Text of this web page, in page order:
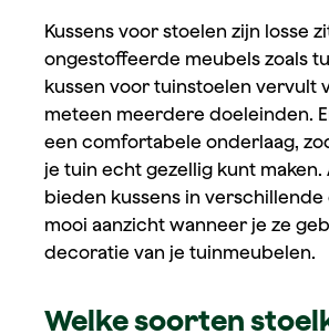
Kussens voor stoelen zijn losse
ongestoffeerde meubels zoals
kussen voor tuinstoelen vervult
meteen meerdere doeleinden.
een comfortabele onderlaag,
je tuin echt gezellig kunt maken.
bieden kussens in verschillende
mooi aanzicht wanneer je ze
decoratie van je tuinmeubelen.
Welke soorten